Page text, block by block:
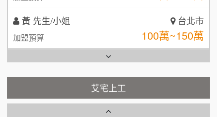
林 先生/小姐 屏東縣
加盟預算 100萬 ~ 200萬
吳 先生/小姐 屏東縣
加盟預算 100萬~200萬
周 先生/小姐 台北
艾宅上工
全家加盟說明會
台灣G湯加盟說明會
NU PASTA義大利麵加盟說明會
潮鍋癮加盟說明會
藍象廷泰式火鍋加盟說明會
日十。早午食加盟說明會